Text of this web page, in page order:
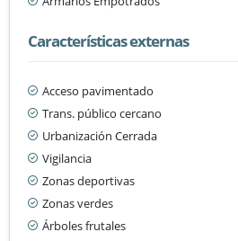
Características externas
Acceso pavimentado
Trans. público cercano
Urbanización Cerrada
Vigilancia
Zonas deportivas
Zonas verdes
Árboles frutales